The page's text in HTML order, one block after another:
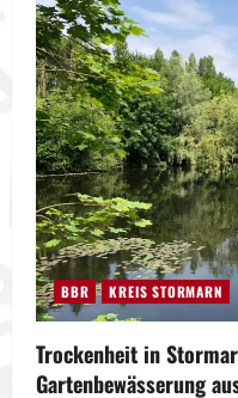
BBR KREIS STORMARN
Trockenheit in
Gartenbewässerung